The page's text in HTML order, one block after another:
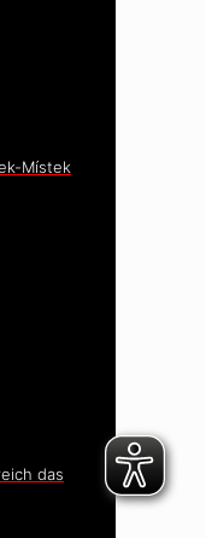
Místek
das